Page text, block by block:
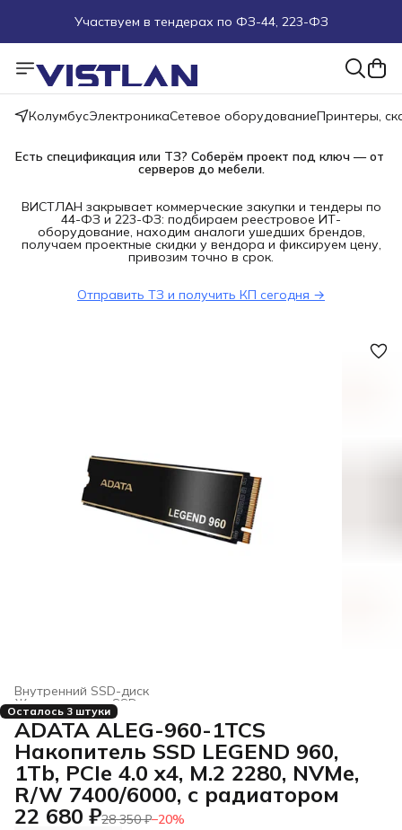
Участвуем в тендерах по ФЗ-44, 223-ФЗ
КолумбусЭлектроникаСетевое оборудованиеПринтеры,
Есть спецификация или ТЗ? Соберём проект под ключ — от
серверов до мебели.
ВИСТЛАН закрывает коммерческие закупки и тендеры по
44-ФЗ и 223-ФЗ: подбираем реестровое ИТ-
оборудование, находим аналоги ушедших брендов,
получаем проектные скидки у вендора и фиксируем цену,
привозим точно в срок.
Отправить ТЗ и получить КП сегодня →
Внутренний SSD-диск
Жесткие диски, SSD и сетевые накопители
Электроника
Главная ›
Осталось 3 штуки
ADATA ALEG-960-1TCS
Накопитель SSD LEGEND 960,
1Tb, PCIe 4.0 x4, M.2 2280, NVMe,
R/W 7400/6000, с радиатором
22 680 ₽28 350 ₽−20%